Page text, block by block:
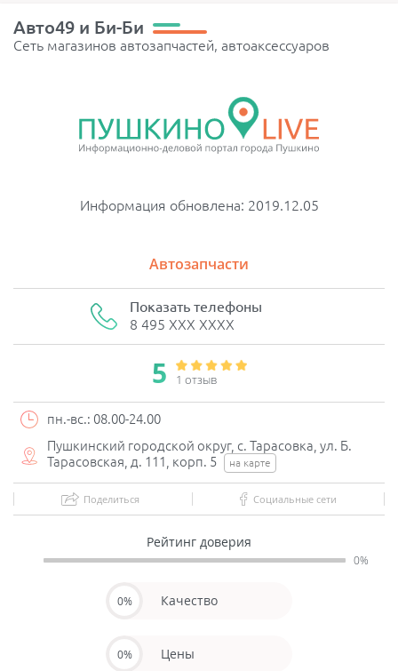
Авто49 и Би-Би
Сеть магазинов автозапчастей, автоаксессуаров
Информация обновлена: 2019.12.05
Автозапчасти
Показать телефоны
8 495 XXX XXXX
5 1 отзыв
пн.-вс.: 08.00-24.00
Пушкинский городской округ, c. Тарасовка, ул. Б.
Тарасовская, д. 111, корп. 5
на карте
Поделиться Социальные сети
Рейтинг доверия
0%
0% Качество
0% Цены